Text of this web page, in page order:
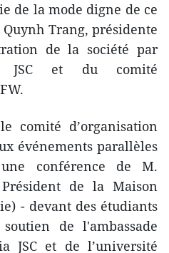
de la mode digne de ce
Trang, présidente
de la société par
JSC et du comité
comité d’organisation
événements parallèles
conférence de M.
de la Maison
- devant des étudiants
de l'ambassade
JSC et de l’université